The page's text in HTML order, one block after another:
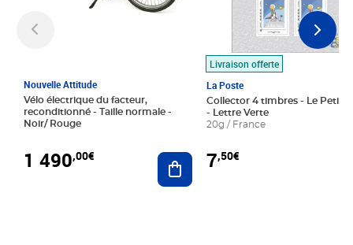
Nouvelle Attitude
Vélo électrique du facteur,
reconditionné - Taille normale -
Noir/ Rouge
1 490,00€ Ajouter au panier
Livraison offerte
La Poste
Collector 4 timbres - Le Petit
- Lettre Verte
20g / France
7,50€